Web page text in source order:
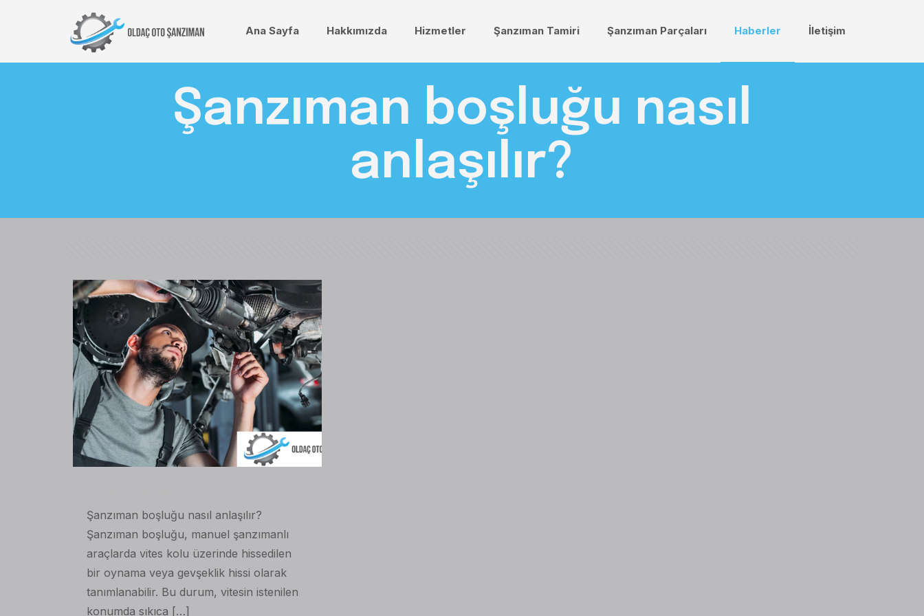
Ana Sayfa Hakkımızda Hizmetler Şanzıman Tamiri Şanzıman Parçaları Haberler İletişim
Şanzıman boşluğu nasıl
anlaşılır?
Şanzıman boşluğu nasıl anlaşılır?
Şanzıman boşluğu, manuel şanzımanlı
araçlarda vites kolu üzerinde hissedilen
bir oynama veya gevşeklik hissi olarak
tanımlanabilir. Bu durum, vitesin istenilen
konumda sıkıca […]